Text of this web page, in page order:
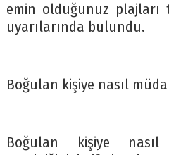
emin olduğunuz plajları
uyarılarında bulundu.
Boğulan kişiye nasıl
Boğulan kişiye nasıl